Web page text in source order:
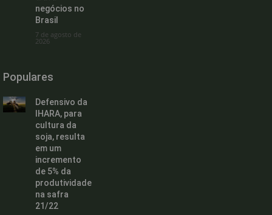
negócios no
Brasil
7 de agosto de
2026
Populares
Defensivo da
IHARA, para
cultura da
soja, resulta
em um
incremento
de 5% da
produtividade
na safra
21/22